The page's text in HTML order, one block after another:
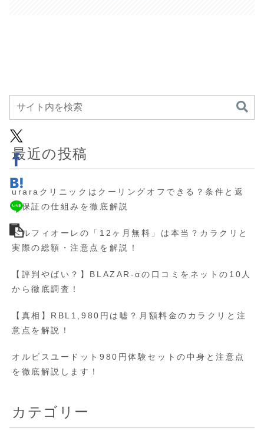
最近の投稿
uraraクリニックはクーリングオフできる？条件と返
金保証の仕組みを徹底解説
ベルフィオーレの「12ヶ月無料」は本当？カラクリと
実際の総額・注意点を解説！
【評判やばい？】BLAZAR-αの口コミをネットの10人
から徹底調査！
【真相】RBL1,980円は嘘？月額料金のカラクリと注
意点を解説！
オルビスユードット980円体験セットの中身と注意点
を徹底解説します！
カテゴリー